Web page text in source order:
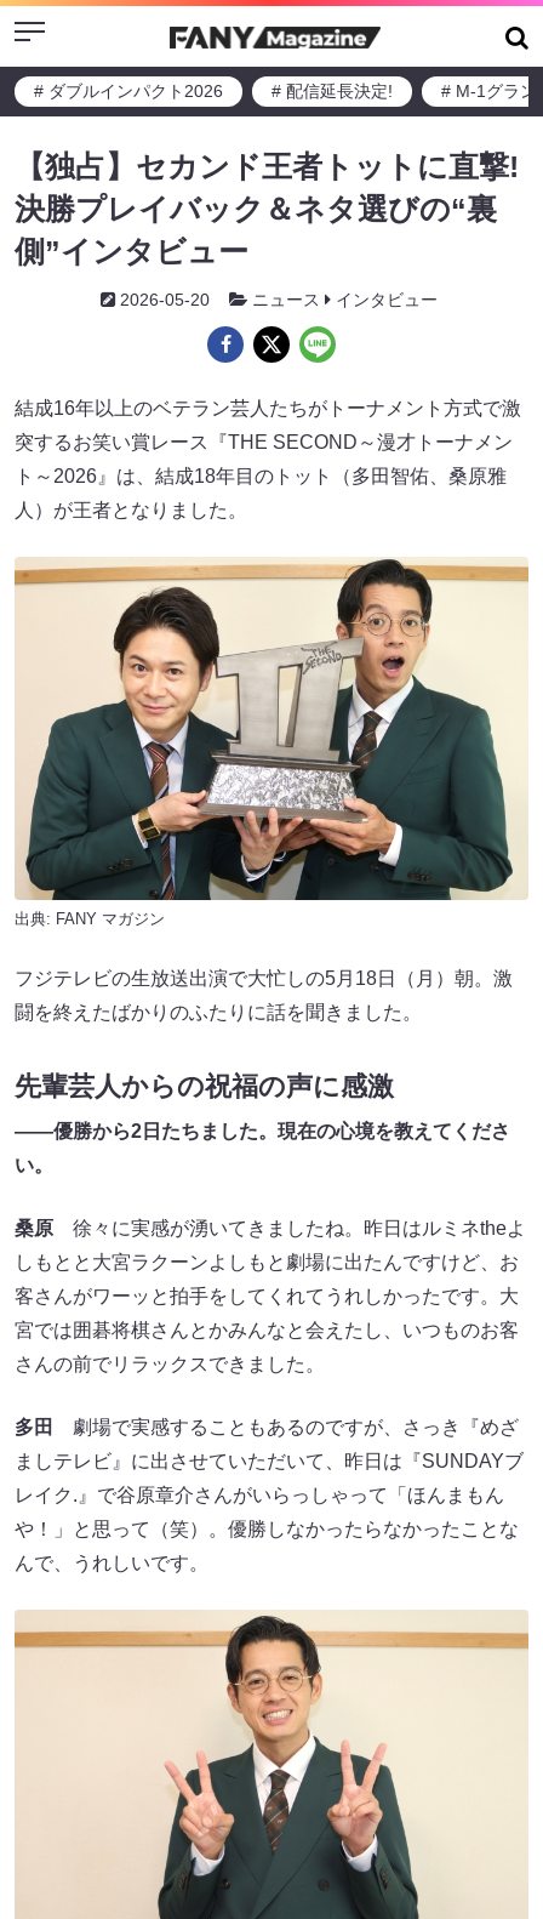
Menu
# ダブルインパクト2026 # 配信延長決定! # M-1グラン
【独占】セカンド王者トットに直撃!
決勝プレイバック＆ネタ選びの“裏
側”インタビュー
2026-05-20 ニュース インタビュー
結成16年以上のベテラン芸人たちがトーナメント方式で激
突するお笑い賞レース『THE SECOND～漫才トーナメン
ト～2026』は、結成18年目のトット（多田智佑、桑原雅
人）が王者となりました。
出典: FANY マガジン
フジテレビの生放送出演で大忙しの5月18日（月）朝。激
闘を終えたばかりのふたりに話を聞きました。
先輩芸人からの祝福の声に感激
――優勝から2日たちました。現在の心境を教えてくださ
い。
桑原 徐々に実感が湧いてきましたね。昨日はルミネtheよ
しもとと大宮ラクーンよしもと劇場に出たんですけど、お
客さんがワーッと拍手をしてくれてうれしかったです。大
宮では囲碁将棋さんとかみんなと会えたし、いつものお客
さんの前でリラックスできました。
多田
劇場で実感することもあるのですが、さっき『めざ
ましテレビ』に出させていただいて、昨日は『SUNDAYブ
レイク.』で谷原章介さんがいらっしゃって「ほんまもん
や！」と思って（笑）。優勝しなかったらなかったことな
んで、うれしいです。